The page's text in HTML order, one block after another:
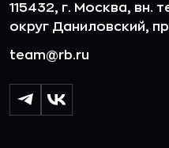
115432, г. Москва, вн.
округ Даниловский,
team@rb.ru